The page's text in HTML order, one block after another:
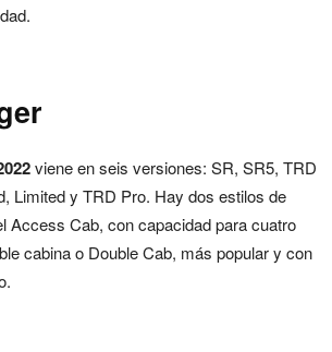
viene en seis versiones: SR, SR5, TRD
Limited y TRD Pro. Hay dos estilos de
Access Cab, con capacidad para cuatro
cabina o Double Cab, más popular y con